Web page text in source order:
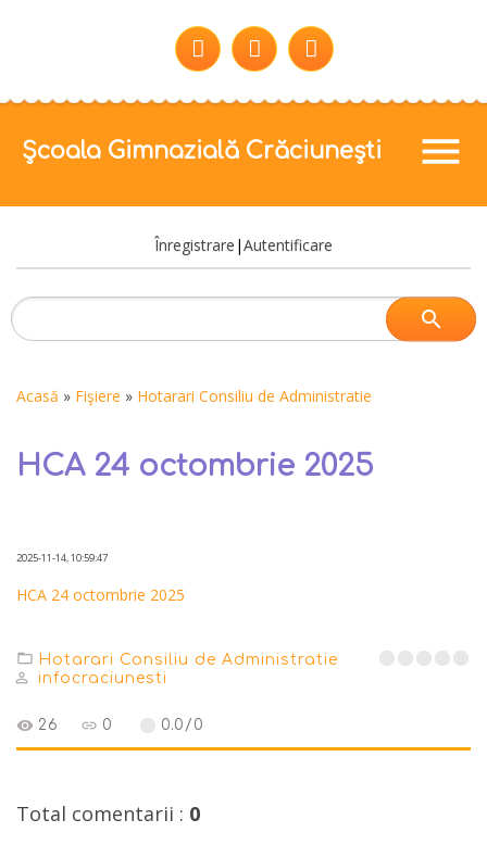
Școala Gimnazială Crăciunești menu
Înregistrare |Autentificare
Acasă » Fişiere » Hotarari Consiliu de Administratie
HCA 24 octombrie 2025
2025-11-14, 10:59:47
HCA 24 octombrie 2025
Hotarari Consiliu de Administratie
infocraciunesti
26 0 0.0 / 0
Total comentarii : 0